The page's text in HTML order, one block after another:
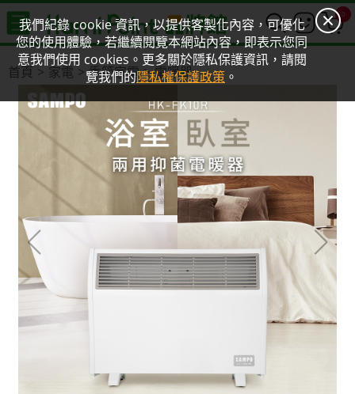
我們紀錄 cookie 資訊，以提供客製化內容，可優化
您的使用體驗，若繼續閱覽本網站內容，即表示您同
意我們使用 cookies。更多關於隱私保護資訊，請閱
覽我們的隱私權保護政策 。
0
首頁 家電 季節家電 電暖器